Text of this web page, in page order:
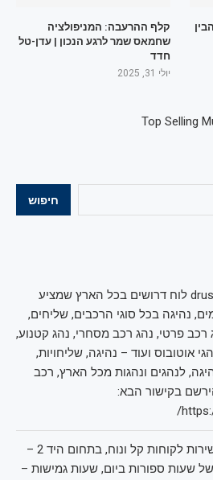
חיפוש
דרושים נהגים – drussimjobbs לוח דרושים בכל הארץ שמציע
נהיגה בכל סוגי הרכבים, שליחים,
רכב פרטי, נהג רכב מסחרי, נהג קטנוע,
אוטובוס ועוד – נהיגה, שליחויות,
לנהגים ונהגות מכל הארץ, רכב
בקישור הבא:
דרושים דרושות לעבודה בשירות לקוחות קל ונוח, בתחום היד 2 –
שעות ספורות ביום, שעות גמישות –
קלף ההרעבה: המניפולציה
שחמאס שמר לרגע הנכון | עדן-טל
חדד
יולי 31, 2025